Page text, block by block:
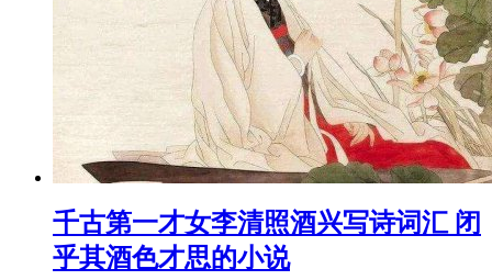
​千古第一才女李清照酒兴写诗词汇 闭
乎其酒色才思的小说